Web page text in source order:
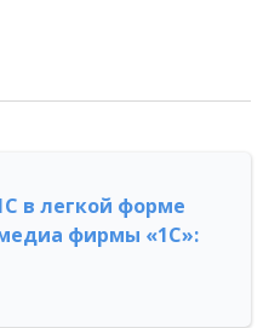
в легкой форме
фирмы «1С»: